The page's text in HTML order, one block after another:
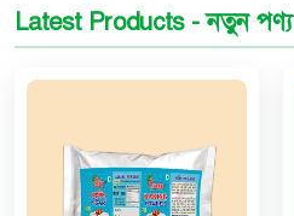
Latest Products - নতুন পণ্য